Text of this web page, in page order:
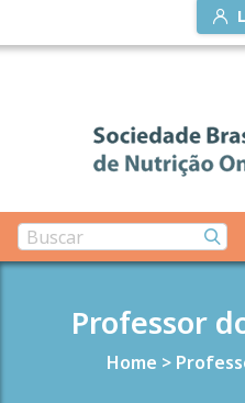
Professor
Home >